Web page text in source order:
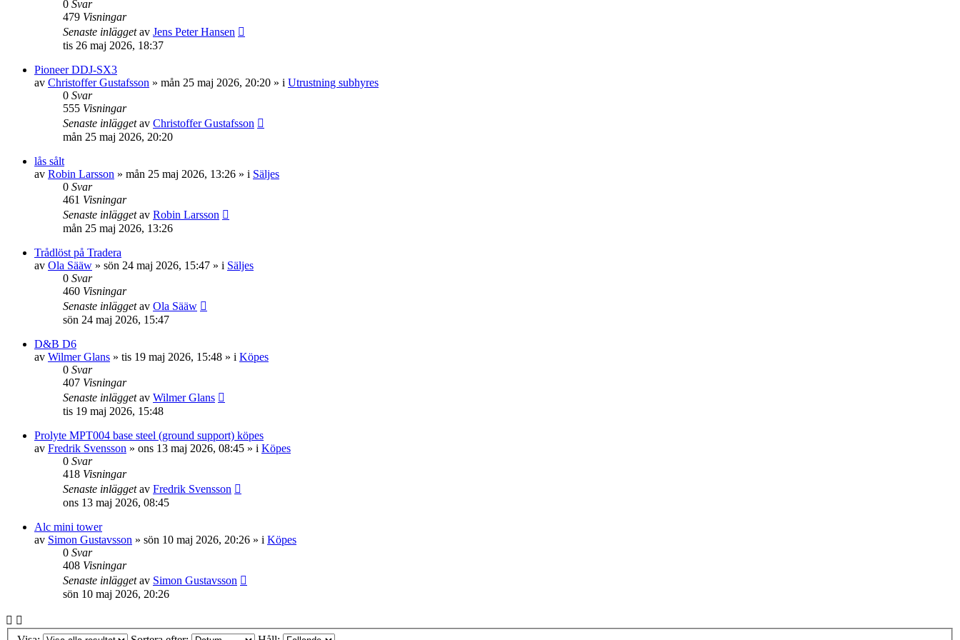
0 Svar
479 Visningar
Senaste inläggetav Jens Peter Hansen
tis 26 maj 2026, 18:37
Pioneer DDJ-SX3
av Christoffer Gustafsson » mån 25 maj 2026, 20:20 » i Utrustning subhyres
0 Svar
555 Visningar
Senaste inläggetav Christoffer Gustafsson
mån 25 maj 2026, 20:20
lås sålt
av Robin Larsson » mån 25 maj 2026, 13:26 » i Säljes
0 Svar
461 Visningar
Senaste inläggetav Robin Larsson
mån 25 maj 2026, 13:26
Trådlöst på Tradera
av Ola Sääw » sön 24 maj 2026, 15:47 » i Säljes
0 Svar
460 Visningar
Senaste inläggetav Ola Sääw
sön 24 maj 2026, 15:47
D&B D6
av Wilmer Glans » tis 19 maj 2026, 15:48 » i Köpes
0 Svar
407 Visningar
Senaste inläggetav Wilmer Glans
tis 19 maj 2026, 15:48
Prolyte MPT004 base steel (ground support) köpes
av Fredrik Svensson » ons 13 maj 2026, 08:45 » i Köpes
0 Svar
418 Visningar
Senaste inläggetav Fredrik Svensson
ons 13 maj 2026, 08:45
Alc mini tower
av Simon Gustavsson » sön 10 maj 2026, 20:26 » i Köpes
0 Svar
408 Visningar
Senaste inläggetav Simon Gustavsson
sön 10 maj 2026, 20:26